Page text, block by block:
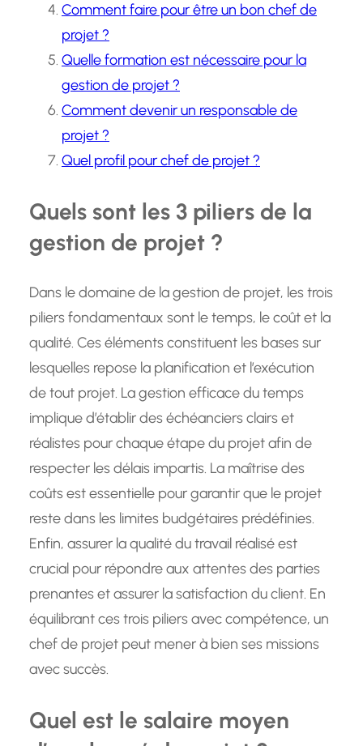
Comment faire pour être un bon chef de
projet ?
Quelle formation est nécessaire pour la
gestion de projet ?
Comment devenir un responsable de
projet ?
Quel profil pour chef de projet ?
Quels sont les 3 piliers de la
gestion de projet ?
Dans le domaine de la gestion de projet, les trois
piliers fondamentaux sont le temps, le coût et la
qualité. Ces éléments constituent les bases sur
lesquelles repose la planification et l’exécution
de tout projet. La gestion efficace du temps
implique d’établir des échéanciers clairs et
réalistes pour chaque étape du projet afin de
respecter les délais impartis. La maîtrise des
coûts est essentielle pour garantir que le projet
reste dans les limites budgétaires prédéfinies.
Enfin, assurer la qualité du travail réalisé est
crucial pour répondre aux attentes des parties
prenantes et assurer la satisfaction du client. En
équilibrant ces trois piliers avec compétence, un
chef de projet peut mener à bien ses missions
avec succès.
Quel est le salaire moyen